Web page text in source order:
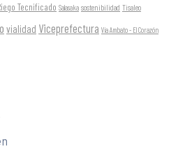
Tecnificado Salasaka sostenibilidad Tisaleo
vialidad Viceprefectura Vía Ambato - El Corazón